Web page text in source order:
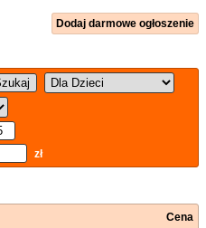
Dodaj darmowe ogłoszenie
zł
Cena